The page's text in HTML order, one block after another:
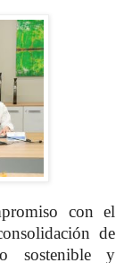
con el
de
sostenible y